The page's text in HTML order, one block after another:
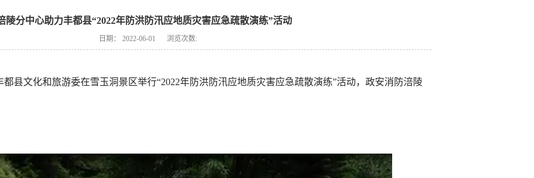
陵分中心助力丰都县“2022年防洪防汛应地质灾害应急疏散演练”活动
日期： 2022-06-01 浏览次数:
都县文化和旅游委在雪玉洞景区举行“2022年防洪防汛应地质灾害应急疏散演练”活动，政安消防涪陵